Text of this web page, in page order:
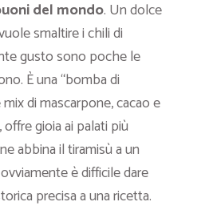
del mondo. Un dolce
smaltire i chili di
gusto sono poche le
È una “bomba di
di mascarpone, cacao e
gioia ai palati più
abbina il tiramisù a un
è difficile dare
precisa a una ricetta.